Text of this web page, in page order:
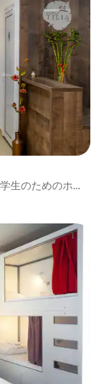
生のためのホス